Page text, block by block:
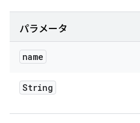
パラメータ
name
String